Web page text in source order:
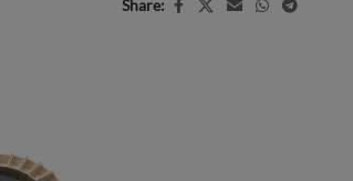
Share: